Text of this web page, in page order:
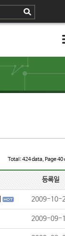
Total: 424 data, Page 40
등록일
2009-10-
2009-09-